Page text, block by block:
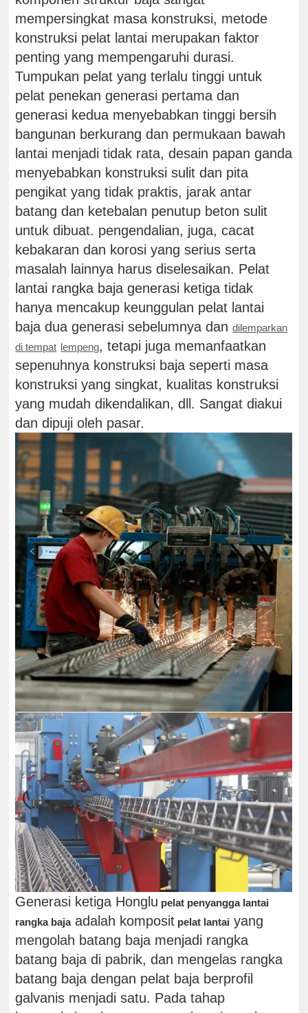
mempersingkat masa konstruksi, metode
konstruksi pelat lantai merupakan faktor
penting yang mempengaruhi durasi.
Tumpukan pelat yang terlalu tinggi untuk
pelat penekan generasi pertama dan
generasi kedua menyebabkan tinggi bersih
bangunan berkurang dan permukaan bawah
lantai menjadi tidak rata, desain papan ganda
menyebabkan konstruksi sulit dan pita
pengikat yang tidak praktis, jarak antar
batang dan ketebalan penutup beton sulit
untuk dibuat. pengendalian, juga, cacat
kebakaran dan korosi yang serius serta
masalah lainnya harus diselesaikan. Pelat
lantai rangka baja generasi ketiga tidak
hanya mencakup keunggulan pelat lantai
baja dua generasi sebelumnya dandilemparkan
di tempat lempeng, tetapi juga memanfaatkan
sepenuhnya konstruksi baja seperti masa
konstruksi yang singkat, kualitas konstruksi
yang mudah dikendalikan, dll. Sangat diakui
dan dipuji oleh pasar.
Generasi ketiga Honglu pelat penyangga lantai
rangka bajaadalah komposit pelat lantai yang
mengolah batang baja menjadi rangka
batang baja di pabrik, dan mengelas rangka
batang baja dengan pelat baja berprofil
galvanis menjadi satu. Pada tahap